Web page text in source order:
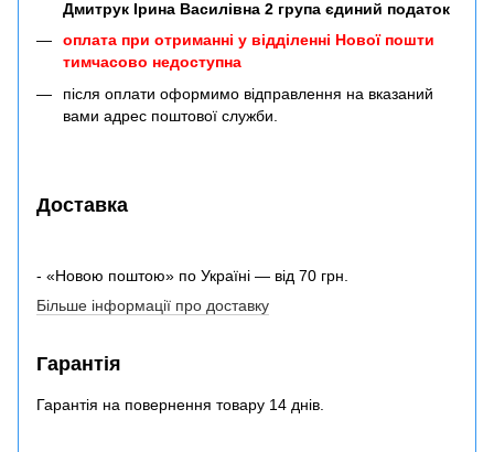
Дмитрук Ірина Василівна 2 група єдиний податок
оплата при отриманні у відділенні Нової пошти
тимчасово недоступна
після оплати оформимо відправлення на вказаний
вами адрес поштової служби.
Доставка
- «Новою поштою» по Україні — від 70 грн.
Більше інформації про доставку
Гарантія
Гарантія на повернення товару 14 днів.